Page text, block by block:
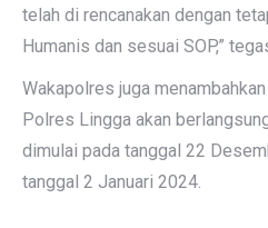
telah di rencanakan dengan
Humanis dan sesuai SOP,”
Wakapolres juga
Polres Lingga akan
dimulai pada tanggal 22
tanggal 2 Januari 2024.